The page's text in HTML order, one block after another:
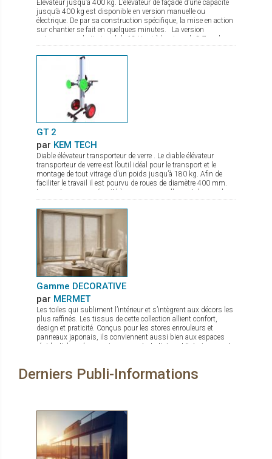
Elévateur jusqu’à 400 kg. L’élévateur de façade d’une capacité
jusqu’à 400 kg est disponible en version manuelle ou
électrique. De par sa construction spécifique, la mise en action
sur chantier se fait en quelques minutes. La version
autonome sur batterie gel de 12 V est à hauteur de 8,7 m, le
treuil de levage commandé par une radio commande est équipé
d’un double frein. Le chassis est à largeur réglable avec pieds
sont disponibles comme fourche de levage, potence avec
GT 2
par KEM TECH
Diable élévateur transporteur de verre . Le diable élévateur
transporteur de verre est l’outil idéal pour le transport et le
montage de tout vitrage d’un poids jusqu’à 180 kg. Afin de
faciliter le travail il est pourvu de roues de diamètre 400 mm.
Les ventouses se sécurité à pompe manuelle sont de grand
diamètre. Le palonnier porte verre permet une rotation complète
du verre, et de par sa conception compacte même en charge
peut passer par des portes. La mise en action sur chantier se
fait en quelques secondes. Il est de plus pourvu d’un frein de
parking.
Gamme DECORATIVE
par MERMET
Les toiles qui subliment l’intérieur et s’intègrent aux décors les
plus raffinés. Les tissus de cette collection allient confort,
design et praticité. Conçus pour les stores enrouleurs et
panneaux japonais, ils conviennent aussi bien aux espaces
résidentiels qu’aux environnements tertiaires. Historiquement
son offre avec la gamme Decorative, qui associe esthétique
propose ainsi bien plus que des solutions fonctionnelles : de
véritables inspirations pour sublimer les intérieurs.
Derniers Publi-Informations